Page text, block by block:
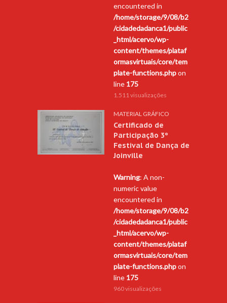
encountered in
/home/storage/9/08/b2
/cidadedadanca1/public
_html/acervo/wp-
content/themes/plataf
ormasvirtuais/core/tem
plate-functions.phpon
line 175
1.511 visualizações
MATERIAL GRÁFICO
Certificado de
Participação 3º
Festival de Dança de
Joinville
Warning: A non-
numeric value
encountered in
/home/storage/9/08/b2
/cidadedadanca1/public
_html/acervo/wp-
content/themes/plataf
ormasvirtuais/core/tem
plate-functions.phpon
line 175
960 visualizações